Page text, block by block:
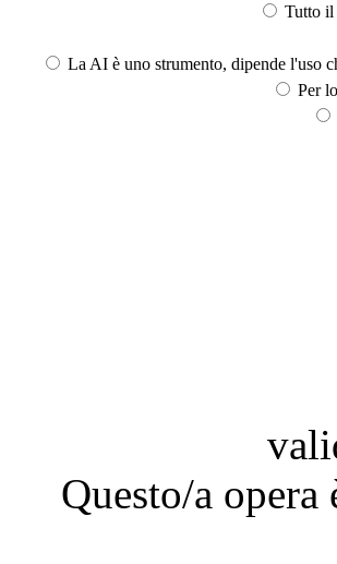
Tutto il
La AI è uno strumento, dipende l'uso
Per
Questo/a